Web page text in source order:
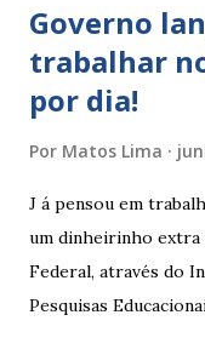
Governo
trabalhar
por dia!
Por Matos Lima
J á pensou em
um dinheirinho extra
Federal, através do
Pesquisas